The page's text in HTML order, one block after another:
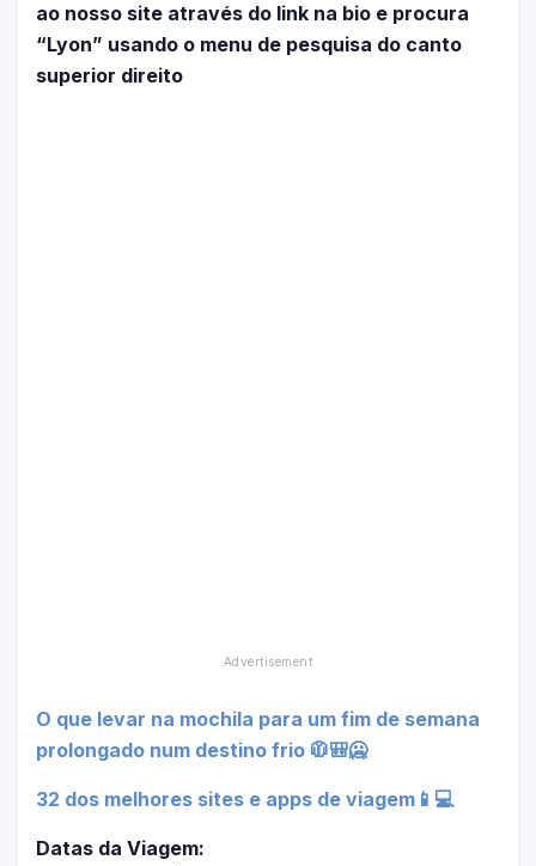
ao nosso site através do link na bio e procura
“Lyon” usando o menu de pesquisa do canto
superior direito
O que levar na mochila para um fim de semana
prolongado num destino frio 🧥🎒🥶
32 dos melhores sites e apps de viagem📱💻
Datas da Viagem: